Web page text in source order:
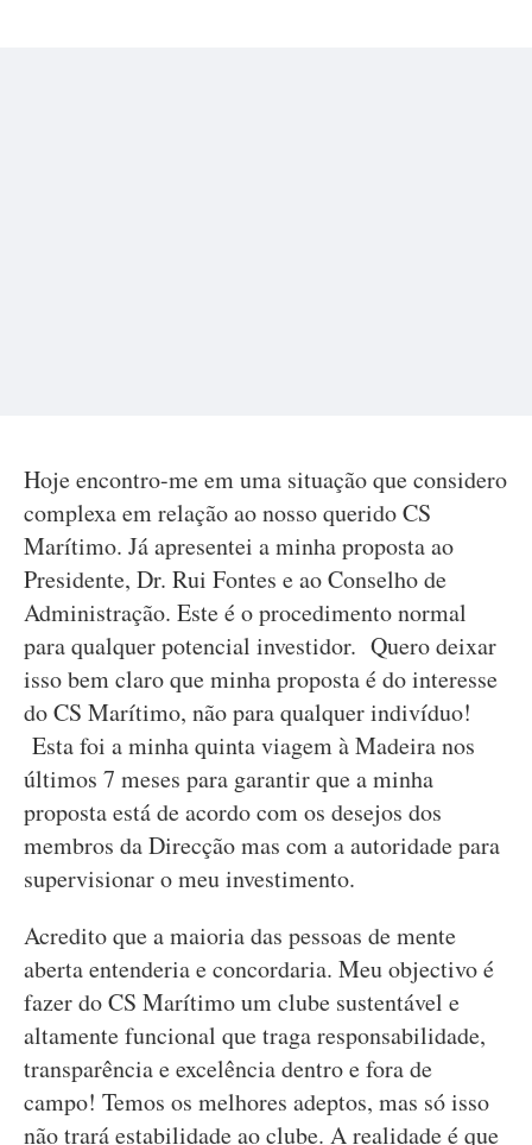
Hoje encontro-me em uma situação que considero
complexa em relação ao nosso querido CS
Marítimo. Já apresentei a minha proposta ao
Presidente, Dr. Rui Fontes e ao Conselho de
Administração. Este é o procedimento normal
para qualquer potencial investidor. Quero deixar
isso bem claro que minha proposta é do interesse
do CS Marítimo, não para qualquer indivíduo!
Esta foi a minha quinta viagem à Madeira nos
últimos 7 meses para garantir que a minha
proposta está de acordo com os desejos dos
membros da Direcção mas com a autoridade para
supervisionar o meu investimento.
Acredito que a maioria das pessoas de mente
aberta entenderia e concordaria. Meu objectivo é
fazer do CS Marítimo um clube sustentável e
altamente funcional que traga responsabilidade,
transparência e excelência dentro e fora de
campo! Temos os melhores adeptos, mas só isso
não trará estabilidade ao clube. A realidade é que